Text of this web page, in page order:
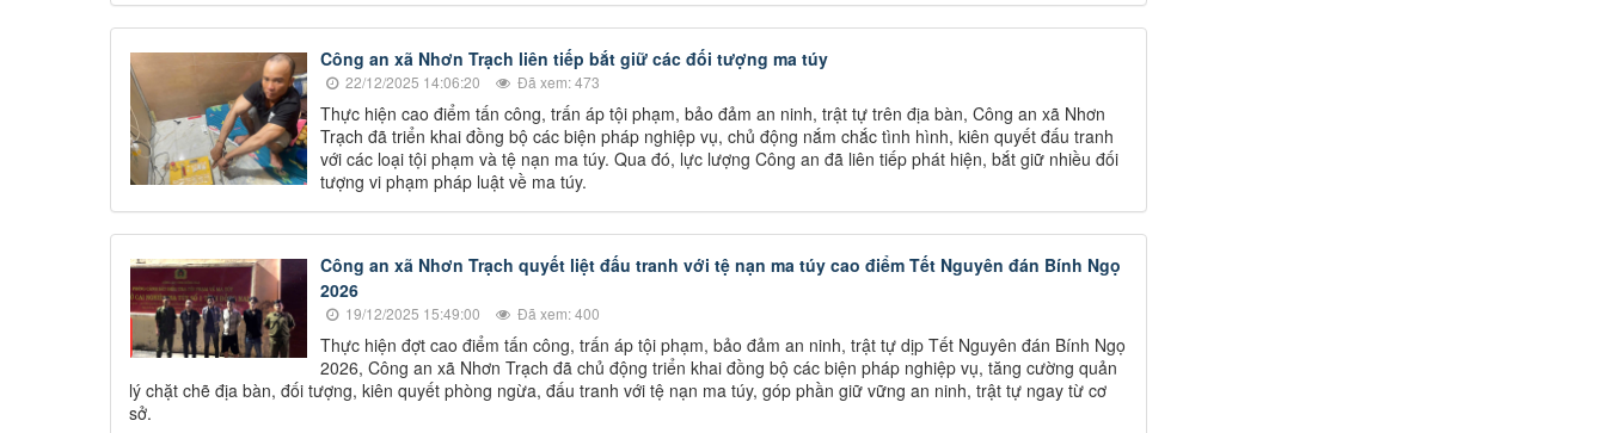
Công an xã Nhơn Trạch liên tiếp bắt giữ các đối tượng ma túy
22/12/2025 14:06:20 Đã xem: 473
Thực hiện cao điểm tấn công, trấn áp tội phạm, bảo đảm an ninh, trật tự trên địa bàn, Công an xã Nhơn
Trạch đã triển khai đồng bộ các biện pháp nghiệp vụ, chủ động nắm chắc tình hình, kiên quyết đấu tranh
với các loại tội phạm và tệ nạn ma túy. Qua đó, lực lượng Công an đã liên tiếp phát hiện, bắt giữ nhiều đối
tượng vi phạm pháp luật về ma túy.
Công an xã Nhơn Trạch quyết liệt đấu tranh với tệ nạn ma túy cao điểm Tết Nguyên đán Bính Ngọ
2026
19/12/2025 15:49:00 Đã xem: 400
Thực hiện đợt cao điểm tấn công, trấn áp tội phạm, bảo đảm an ninh, trật tự dịp Tết Nguyên đán Bính Ngọ
2026, Công an xã Nhơn Trạch đã chủ động triển khai đồng bộ các biện pháp nghiệp vụ, tăng cường quản
lý chặt chẽ địa bàn, đối tượng, kiên quyết phòng ngừa, đấu tranh với tệ nạn ma túy, góp phần giữ vững an ninh, trật tự ngay từ cơ
sở.